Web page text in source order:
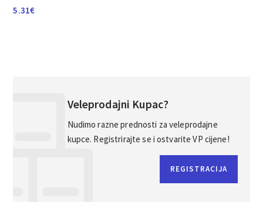
5.31€
Veleprodajni Kupac?
Nudimo razne prednosti za veleprodajne
kupce. Registrirajte se i ostvarite VP cijene!
REGISTRACIJA